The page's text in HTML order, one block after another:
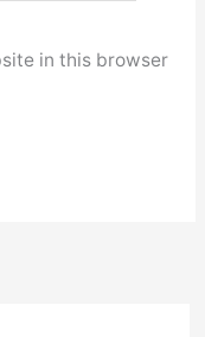
in this browser